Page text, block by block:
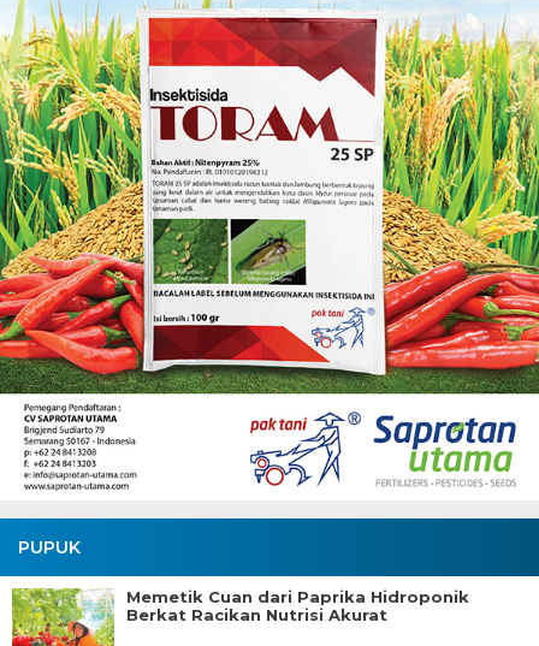
PUPUK
Memetik Cuan dari Paprika Hidroponik
Berkat Racikan Nutrisi Akurat